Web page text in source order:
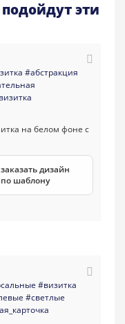
эти
#абстракция
заказать дизайн
по шаблону
#визитка
#светлые